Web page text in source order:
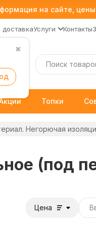
на сайте,
✖
доставкаУслуги Контакты
Топки
Негорючая
(под
Цена